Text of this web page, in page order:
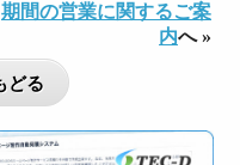
期間の営業に関するご案
内へ »